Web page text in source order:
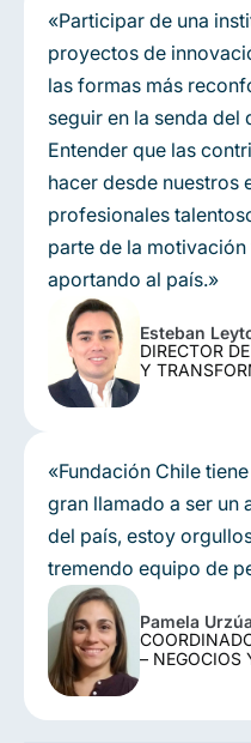
«Participar de una
proyectos de
las formas más
seguir en la senda del
Entender que las
hacer desde nuestros
profesionales
parte de la
aportando al país.»
Esteban
DIRECTOR
Y
«Fundación Chile
gran llamado a ser un
del país, estoy
tremendo equipo de
Pamela Urzúa
– NEGOCIOS